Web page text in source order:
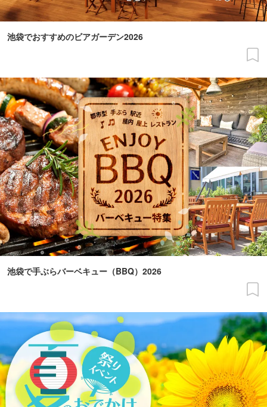
池袋でおすすめのビアガーデン2026
池袋で手ぶらバーベキュー（BBQ）2026